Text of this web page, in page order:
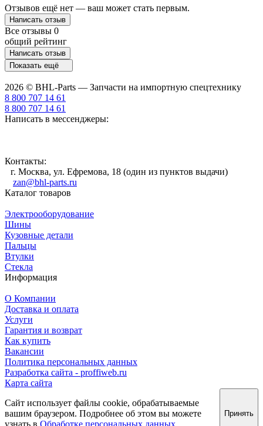
Отзывов ещё нет — ваш может стать первым.
Написать отзыв
Все отзывы 0
общий рейтинг
Написать отзыв
Показать ещё
2026 © BHL-Parts — Запчасти на импортную спецтехнику
8 800 707 14 61
8 800 707 14 61
Написать в мессенджеры:
Контакты:
г. Москва, ул. Ефремова, 18 (один из пунктов выдачи)
zan@bhl-parts.ru
Каталог товаров
Электрооборудование
Шины
Кузовные детали
Пальцы
Втулки
Стекла
Информация
О Компании
Доставка и оплата
Услуги
Гарантия и возврат
Как купить
Вакансии
Политика персональных данных
Разработка сайта - proffiweb.ru
Карта сайта
Сайт использует файлы cookie, обрабатываемые
вашим браузером. Подробнее об этом вы можете
узнать в Обработке персональных данных
Принять